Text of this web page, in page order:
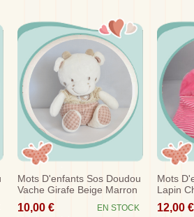
Mots D'enfants Sos Doudou
Vache Girafe Beige Marron
Rembourre Oiseau
10,00 € EN STOCK
Mots
Lapin
12,00 €